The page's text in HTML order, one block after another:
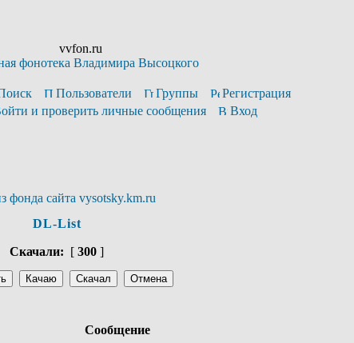
vvfon.ru
фонотека Владимира Высоцкого
Пользователи Группы
Регистрация
и проверить личные сообщения Вход
фонда сайта vysotsky.km.ru
DL-List
Скачали: [ 300 ]
Сообщение